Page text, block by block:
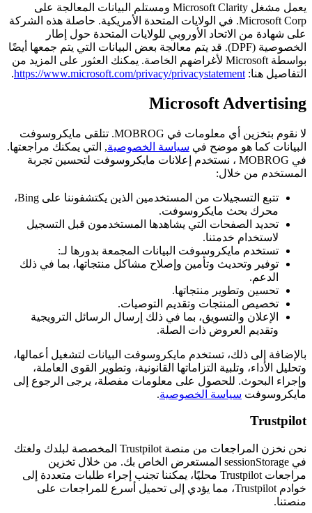
يعمل مشغل Microsoft Clarity ومستلم البيانات المعالجة على
Microsoft Corp. في الولايات المتحدة الأمريكية. حاصلة هذه الشركة
على شهادة من الاتحاد الأوروبي للولايات المتحدة حول إطار
الخصوصية (DPF). قد يتم معالجة بعض البيانات التي يتم جمعها أيضًا
بواسطة Microsoft لأغراضهم الخاصة. يمكنك العثور على المزيد من
التفاصيل هنا: https://www.microsoft.com/privacy/privacystatement
.
Microsoft Advertising
لا نقوم بتخزين أي معلومات في MOBROG. تتلقى مايكروسوفت
البيانات كما هو موضح في سياسة الخصوصية, التي يمكنك مراجعتها.
في MOBROG ، نستخدم إعلانات مايكروسوفت لتحسين تجربة
المستخدم من خلال:
تتبع التسجيلات من المستخدمين الذين يكتشفوننا على Bing،
محرك بحث مايكروسوفت.
تحديد الصفحات التي يشاهدها المستخدمون قبل التسجيل
لاستخدام خدمتنا.
تستخدم مايكروسوفت البيانات المجمعة بدورها لـ:
توفير وتحديث وتأمين وإصلاح مشاكل منتجاتها، بما في ذلك
الدعم.
تحسين وتطوير منتجاتها.
تخصيص المنتجات وتقديم التوصيات.
الإعلان والتسويق، بما في ذلك إرسال الرسائل الترويجية
وتقديم العروض ذات الصلة.
بالإضافة إلى ذلك، تستخدم مايكروسوفت البيانات لتشغيل أعمالها،
وتحليل الأداء، وتلبية التزاماتها القانونية، وتطوير القوى العاملة،
وإجراء البحوث. للحصول على معلومات مفصلة، يرجى الرجوع إلى
مايكروسوفت سياسة الخصوصية.
Trustpilot
نحن نخزن المراجعات من منصة Trustpilot المخصصة لبلدك ولغتك
في sessionStorage المستعرض الخاص بك. من خلال تخزين
مراجعات Trustpilot محليًا، يمكننا تجنب إجراء طلبات متعددة إلى
خوادم Trustpilot، مما يؤدي إلى تحميل أسرع للمراجعات على
منصتنا.